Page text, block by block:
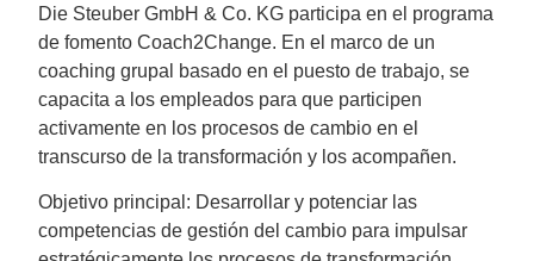
Die Steuber GmbH & Co. KG participa en el programa
de fomento Coach2Change. En el marco de un
coaching grupal basado en el puesto de trabajo, se
capacita a los empleados para que participen
activamente en los procesos de cambio en el
transcurso de la transformación y los acompañen.
Objetivo principal: Desarrollar y potenciar las
competencias de gestión del cambio para impulsar